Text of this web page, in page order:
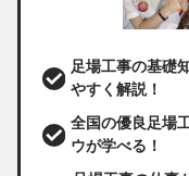
足場工事の基礎
やすく解説！
全国の優良足場
ウが学べる！